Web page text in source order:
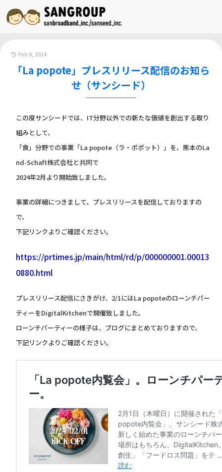
Feb 9, 2024
「La popote」プレスリリース配信のお知ら
せ（サンシード）
この度サンシードでは、IT分野以外での新たな価値を創出する取り
組みとして、
「食」分野での事業「La popote（ラ・ポポット）」を、熊本のLa
nd-Schaft株式会社と共同で
2024年2月より開始致しました。
事業の詳細につきまして、プレスリリースを配信しておりますの
で、
下記リンクよりご確認ください。
https://prtimes.jp/main/html/rd/p/000000001.00013
0880.html
プレスリリース配信にさきがけ、2/1にはLa popoteのローンチパー
ティーをDigitalKitchenで開催致しました。
ローンチパーティーの様子は、ブログにまとめておりますので、
下記リンクよりご確認ください。